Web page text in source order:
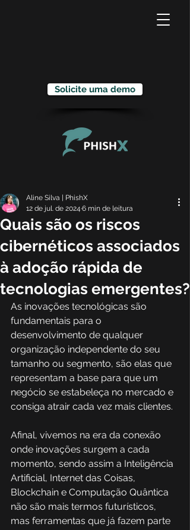
Solicite uma demo
Quais são os riscos
cibernéticos associados
à adoção rápida de
tecnologias emergentes?
Aline Silva | PhishX
12 de jul. de 2024 6 min de leitura
As inovações tecnológicas são
fundamentais para o
desenvolvimento de qualquer
organização independente do seu
tamanho ou segmento, são elas que
representam a base para que um
negócio se estabeleça no mercado e
consiga atrair cada vez mais clientes.
Afinal, vivemos na era da conexão
onde inovações surgem a cada
momento, sendo assim a Inteligência
Artificial, Internet das Coisas,
Blockchain e Computação Quântica
não são mais termos futurísticos,
mas ferramentas que já fazem parte